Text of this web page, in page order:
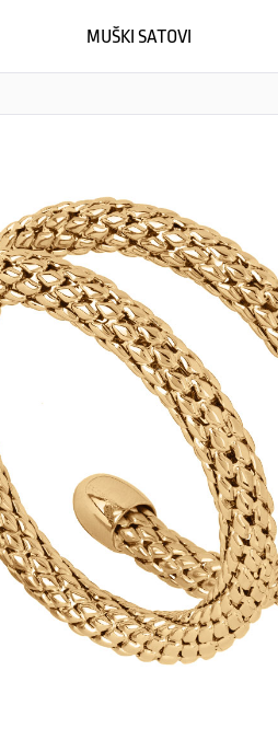
MUŠKI SATOVI